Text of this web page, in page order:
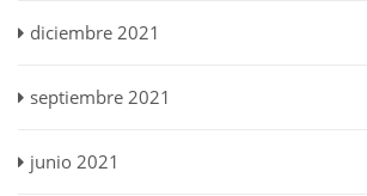
diciembre 2021
septiembre 2021
junio 2021